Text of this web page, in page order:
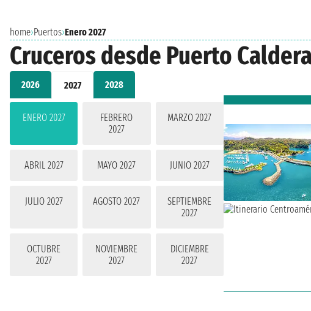
home›Puertos›Enero 2027
Cruceros desde Puerto
2026 2027 2028
ENERO 2027
FEBRERO
2027
MARZO 2027
ABRIL 2027 MAYO 2027 JUNIO 2027
JULIO 2027 AGOSTO 2027
SEPTIEMBRE
2027
OCTUBRE
2027
NOVIEMBRE
2027
DICIEMBRE
2027